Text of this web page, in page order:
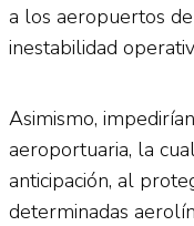
a los aeropuertos
inestabilidad
Asimismo,
aeroportuaria, la
anticipación, al
determinadas